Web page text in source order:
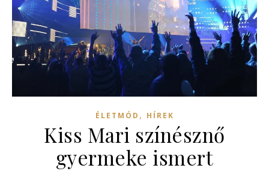
ÉLETMÓD , HÍREK
Kiss Mari színésznő
gyermeke ismert